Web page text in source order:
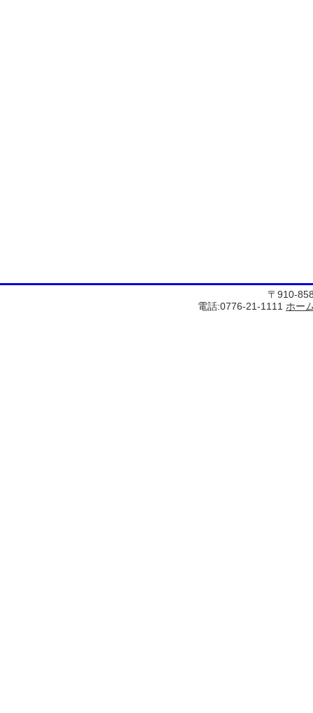
〒910-
電話:0776-21-1111 ホー